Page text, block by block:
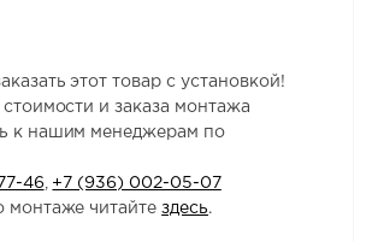
этот товар с установкой!
и заказа монтажа
к нашим менеджерам по
46
+7 (936) 002-05-07
монтаже читайтездесь.